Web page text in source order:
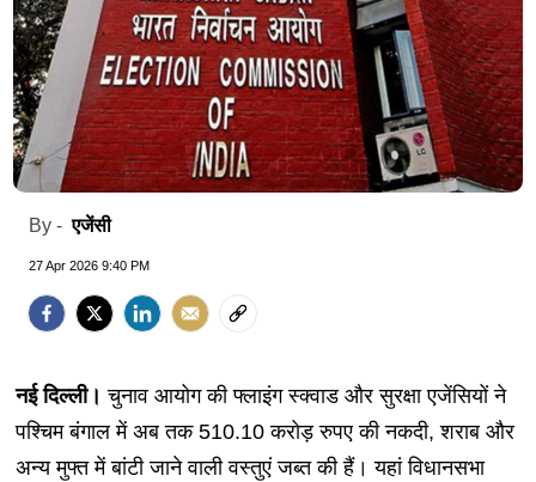
By -एजेंसी
27 Apr 2026 9:40 PM
नई दिल्ली। चुनाव आयोग की फ्लाइंग स्क्वाड और सुरक्षा एजेंसियों ने
पश्चिम बंगाल में अब तक 510.10 करोड़ रुपए की नकदी, शराब और
अन्य मुफ्त में बांटी जाने वाली वस्तुएं जब्त की हैं। यहां विधानसभा